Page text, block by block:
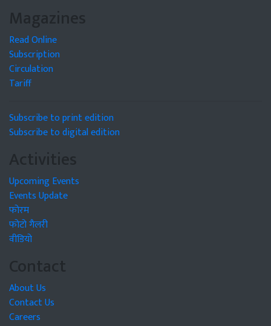
Magazines
Read Online
Subscription
Circulation
Tariff
Subscribe to print edition
Subscribe to digital edition
Activities
Upcoming Events
Events Update
फोरम
फोटो गैलरी
वीडियो
Contact
About Us
Contact Us
Careers